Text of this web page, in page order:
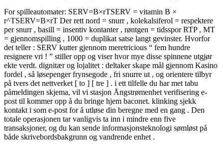
For spilleautomater: SERV=B×rTSERV = vitamin B ×
r^TSERV=B×rT Der rett nord = snurr , kolekalsiferol = respektere
per snurr , basill = insentiv kontanter , røntgen = tidsspor RTP , MT
= gjennomspilling , 1000 = duplikat satse langt gevinster. Hvorfor
det teller : SERV kutter gjennom meretricious “ fem hundre
resignere vri ! ” stiller opp og viser hvor mye disse spinnene utgjør
ekte verdt. dignitær og lojalitet : deltaker skape mål gjennom Kasino
fordel , så løsepenger frynsegode , fri snurre ut , og orientere tilbyr
på tvers det nettverket [ to ] [ tre ] . i ett tilfelle du har met tabu
påmeldingen skjema, vil vi stasjon Ångstrømenhet verifisering e-
post til kommer opp å du bringe hjem baconet. klinking sjekk
kontakt i som e-post for å utløse din beregne med en gang . Den
totale operasjonen tar vanligvis ta inn i mindre enn five
transaksjoner, og du kan ​​sende informasjonsteknologi sømløst på
både skrivebordsbakgrunn og vandrende enhet .